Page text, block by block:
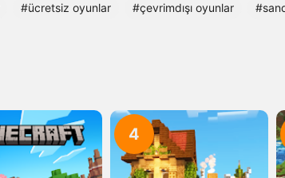
#ücretsiz oyunlar #çevrimdışı oyunlar
4